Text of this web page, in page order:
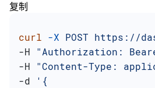
复制
curl -X POST https://
-H "Authorization:
-H "Content-Type:
-d
'{